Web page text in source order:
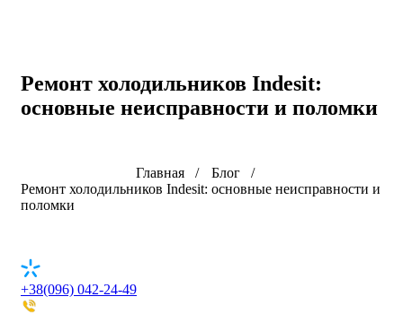
Ремонт холодильников Indesit:
основные неисправности и поломки
Главная
Блог
Ремонт холодильников Indesit: основные неисправности и
поломки
+38(096) 042-24-49